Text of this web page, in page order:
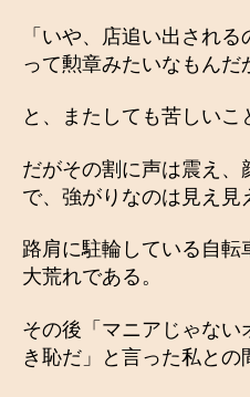
「いや、店追い出され
って勲章みたいなもんだ
と、またしても苦しいこ
だがその割に声は震え、
で、強がりなのは見え見
路肩に駐輪している自転
大荒れである。
その後「マニアじゃない
き恥だ」と言った私との